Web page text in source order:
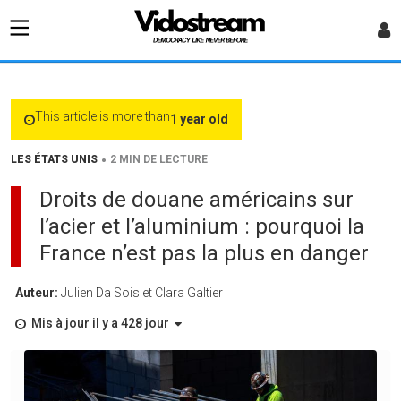
This article is more than1 year old
LES ÉTATS UNIS • 2 MIN DE LECTURE
Droits de douane américains sur
l’acier et l’aluminium : pourquoi la
France n’est pas la plus en danger
Auteur: Julien Da Sois et Clara Galtier
Mis à jour il y a 428 jour